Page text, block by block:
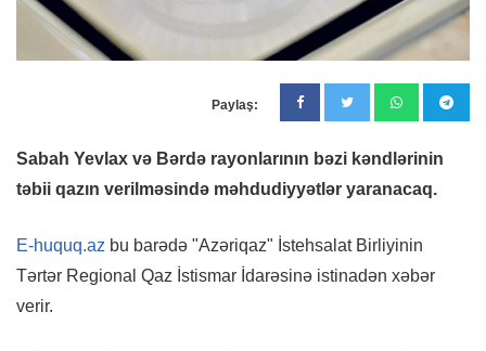
Paylaş:
Sabah Yevlax və Bərdə rayonlarının bəzi kəndlərinin
təbii qazın verilməsində məhdudiyyətlər yaranacaq.
E-huquq.az bu barədə "Azəriqaz" İstehsalat Birliyinin
Tərtər Regional Qaz İstismar İdarəsinə istinadən xəbər
verir.